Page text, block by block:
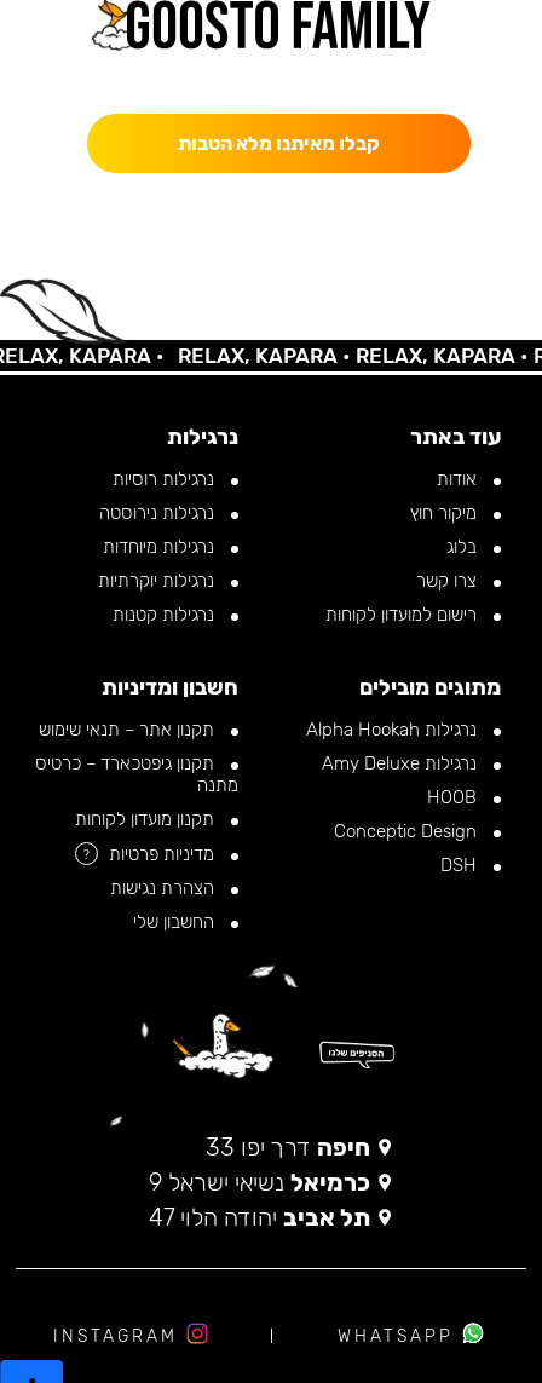
קבלו מאיתנו מלא הטבות
KAPARA • RELAX, KAPARA •RELAX, KAPARA •
עוד באתר
אודות
מיקור חוץ
בלוג
צרו קשר
רישום למועדון לקוחות
נרגילות
נרגילות רוסיות
נרגילות נירוסטה
נרגילות מיוחדות
נרגילות יוקרתיות
נרגילות קטנות
מתוגים מובילים
נרגילות Alpha Hookah
נרגילות Amy Deluxe
חשבון ומדיניות
תקנון אתר – תנאי שימוש
תקנון גיפטכארד – כרטיס
מתנה
תקנון מועדון לקוחות
מדיניות פרטיות
?
הצהרת נגישות
החשבון שלי
חיפה דרך יפו 33
כרמיאל נשיאי ישראל 9
תל אביב יהודה הלוי 47
WHATSAPP
INSTAGRAM